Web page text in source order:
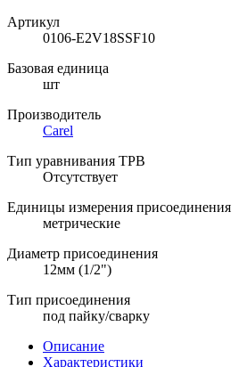
Артикул
0106-E2V18SSF10
Базовая единица
шт
Производитель
Carel
Тип уравнивания ТРВ
Отсутствует
Единицы измерения присоединения
метрические
Диаметр присоединения
12мм (1/2")
Тип присоединения
под пайку/сварку
Описание
Характеристики